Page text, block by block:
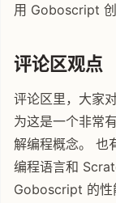
用 Goboscript
评论区观点
评论区里，大家
为这是一个非常
解编程概念。 也
编程语言和
Goboscript 的性